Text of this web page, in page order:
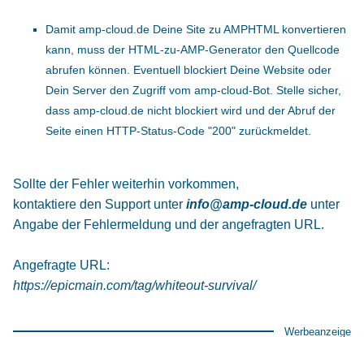
Damit amp-cloud.de Deine Site zu AMPHTML konvertieren
kann, muss der HTML-zu-AMP-Generator den Quellcode
abrufen können. Eventuell blockiert Deine Website oder
Dein Server den Zugriff vom amp-cloud-Bot. Stelle sicher,
dass amp-cloud.de nicht blockiert wird und der Abruf der
Seite einen HTTP-Status-Code "200" zurückmeldet.
Sollte der Fehler weiterhin vorkommen,
kontaktiere den Support unter info@amp-cloud.de unter
Angabe der Fehlermeldung und der angefragten URL.
Angefragte URL:
https://epicmain.com/tag/whiteout-survival/
Werbeanzeige